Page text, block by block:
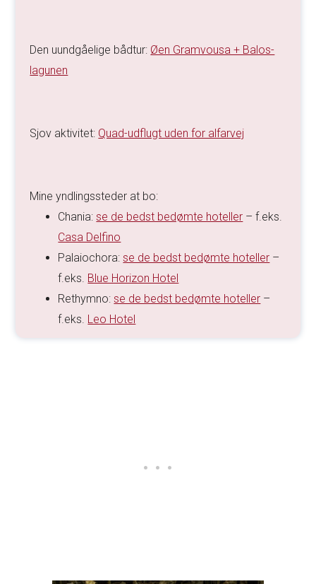
Den uundgåelige bådtur: Øen Gramvousa + Balos-
lagunen
Sjov aktivitet: Quad-udflugt uden for alfarvej
Mine yndlingssteder at bo:
Chania:se de bedst bedømte hoteller – f.eks.
Casa Delfino
Palaiochora:se de bedst bedømte hoteller –
f.eks. Blue Horizon Hotel
Rethymno:se de bedst bedømte hoteller –
f.eks. Leo Hotel